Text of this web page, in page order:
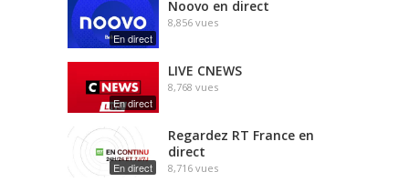
En direct
Noovo en direct
8,856 vues
En direct
LIVE CNEWS
8,768 vues
En direct
Regardez RT France en
direct
8,716 vues